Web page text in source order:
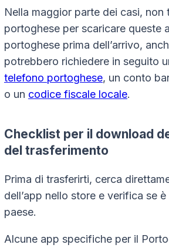
Nella maggior parte dei casi, non
portoghese per scaricare queste
portoghese prima dell’arrivo,
potrebbero richiedere in seguito
telefono portoghese, un conto
o un codice fiscale locale.
Checklist per il download
del trasferimento
Prima di trasferirti, cerca
dell’app nello store e verifica se
paese.
Alcune app specifiche per il